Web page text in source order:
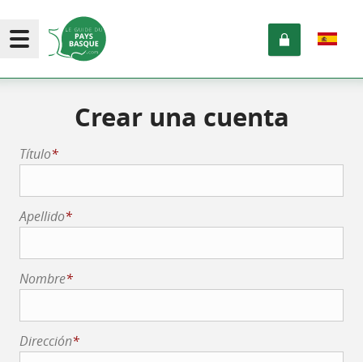
Crear una cuenta
Título*
Apellido*
Nombre*
Dirección*